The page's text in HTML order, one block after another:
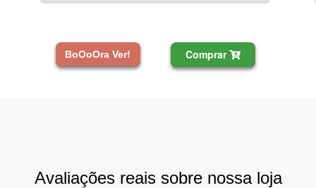
BoOoOra Ver! Comprar
Avaliações reais sobre nossa loja